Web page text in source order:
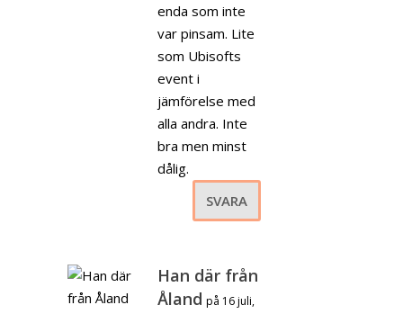
enda som inte
var pinsam. Lite
som Ubisofts
event i
jämförelse med
alla andra. Inte
bra men minst
dålig.
SVARA
Han där från
Åland på 16 juli,